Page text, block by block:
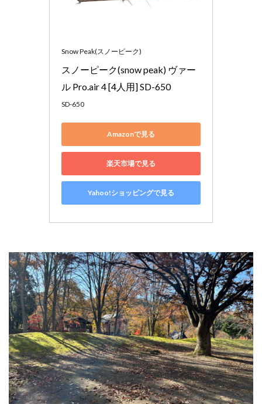
Snow Peak(スノーピーク)
スノーピーク(snow peak) ヴァー
ル Pro.air 4 [4人用] SD-650
SD-650
Amazonで見る
楽天市場で見る
Yahoo!ショッピングで見る